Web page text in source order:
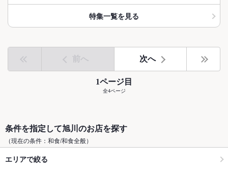
特集一覧を見る
前へ 次へ
1ページ目
全4ページ
条件を指定して旭川のお店を探す
（現在の条件：和食/和食全般）
エリアで絞る